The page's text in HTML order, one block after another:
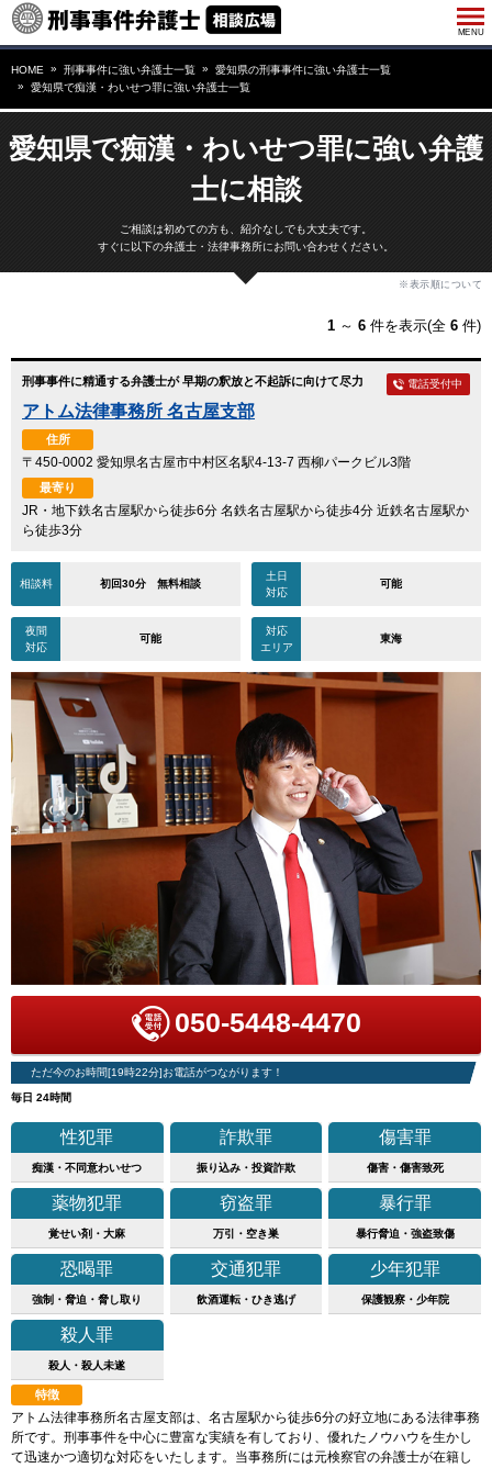
HOME 刑事事件に強い弁護士一覧
愛知県の刑事事件に強い弁護士一覧
愛知県で痴漢・わいせつ罪に強い弁護士一覧
愛知県で痴漢・わいせつ罪に強い弁護
士に相談
ご相談は初めての方も、紹介なしでも大丈夫です。
すぐに以下の弁護士・法律事務所にお問い合わせください。
※表示順について
1 ～ 6 件を表示(全 6 件)
刑事事件に精通する弁護士が 早期の釈放と不起訴に向けて尽力
アトム法律事務所 名古屋支部
住所
〒450-0002 愛知県名古屋市中村区名駅4-13-7 西柳パークビル3階
最寄り
JR・地下鉄名古屋駅から徒歩6分 名鉄名古屋駅から徒歩4分 近鉄名古屋駅か
ら徒歩3分
電話受付中
相談料 初回30分 無料相談
土日
対応
可能
夜間
対応
可能
対応
エリア
東海
050-5448-4470
ただ今のお時間[19時22分]お電話がつながります！
毎日 24時間
性犯罪
痴漢・不同意わいせつ
詐欺罪
振り込み・投資詐欺
傷害罪
傷害・傷害致死
薬物犯罪
覚せい剤・大麻
窃盗罪
万引・空き巣
暴行罪
暴行脅迫・強盗致傷
恐喝罪
強制・脅迫・脅し取り
交通犯罪
飲酒運転・ひき逃げ
少年犯罪
保護観察・少年院
殺人罪
殺人・殺人未遂
特徴
アトム法律事務所名古屋支部は、名古屋駅から徒歩6分の好立地にある法律事務
所です。刑事事件を中心に豊富な実績を有しており、優れたノウハウを生かし
て迅速かつ適切な対応をいたします。当事務所には元検察官の弁護士が在籍し